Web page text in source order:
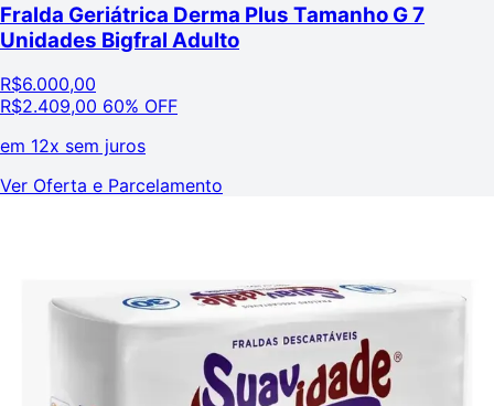
Fralda Geriátrica Derma Plus Tamanho G 7
Unidades Bigfral Adulto
R$6.000,00
R$2.409,00 60% OFF
em 12x sem juros
Ver Oferta e Parcelamento